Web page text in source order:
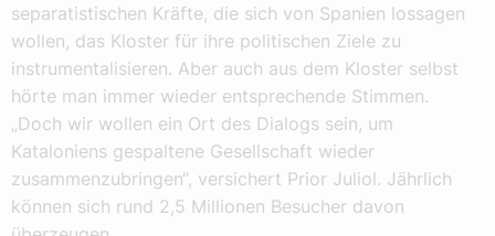
separatistischen Kräfte, die sich von Spanien lossagen
wollen, das Kloster für ihre politischen Ziele zu
instrumentalisieren. Aber auch aus dem Kloster selbst
hörte man immer wieder entsprechende Stimmen.
„Doch wir wollen ein Ort des Dialogs sein, um
Kataloniens gespaltene Gesellschaft wieder
zusammenzubringen“, versichert Prior Juliol. Jährlich
können sich rund 2,5 Millionen Besucher davon